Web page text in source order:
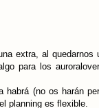
extra, al quedarnos
para los
(no os harán
planning es flexible.